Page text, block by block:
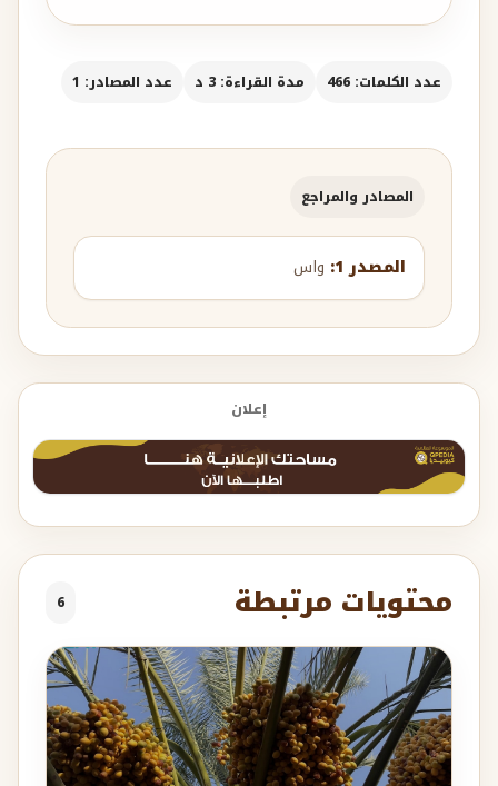
عدد الكلمات: 466 مدة القراءة: 3 د عدد المصادر: 1
المصادر والمراجع
المصدر 1: واس
إعلان
محتويات مرتبطة 6